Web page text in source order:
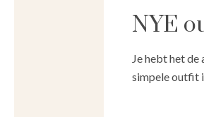
NYE
Je hebt het
simpele outfit